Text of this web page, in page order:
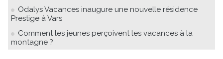
Odalys Vacances inaugure une nouvelle résidence
Prestige à Vars
Comment les jeunes perçoivent les vacances à la
montagne ?